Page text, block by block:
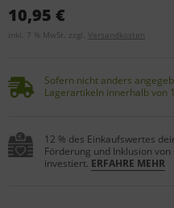
10,95 €
inkl. 7 % MwSt. zzgl. Versandkosten
Sofern nicht anders
Lagerartikeln innerhalb von
12 % des Einkaufswertes
Förderung und Inklusion
investiert. ERFAHRE MEHR